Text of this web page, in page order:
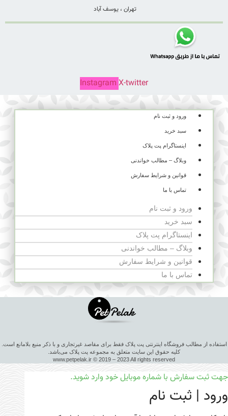
تهران ، یوسف آباد
Instagram X-twitter
ورود و ثبت نام
سبد خرید
اینستاگرام پت پلاک
وبلاگ – مطالب خواندنی
قوانین و شرایط سفارش
تماس با ما
ورود و ثبت نام
سبد خرید
اینستاگرام پت پلاک
وبلاگ – مطالب خواندنی
قوانین و شرایط سفارش
تماس با ما
استفاده از مطالب فروشگاه اینترنتی پت پلاک فقط برای مقاصد غیرتجاری و با ذکر منبع بلامانع است.
کلیه حقوق این سایت متعلق به مجموعه پت پلاک می‌باشد.
www.petpelak.ir © 2019 – 2023 All rights reserved
جهت ثبت سفارش با شماره موبایل خود وارد شوید.
ورود | ثبت نام